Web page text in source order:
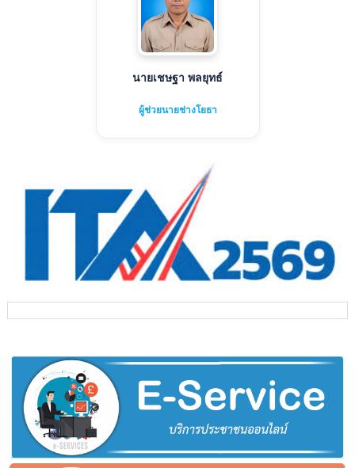
นายเชษฐา พลยุทธ์
ผู้ช่วยนายช่างโยธา